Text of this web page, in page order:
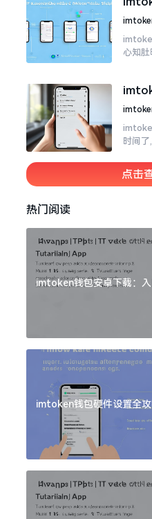
图这
心知肚
谱？
时间
边就
这个事
点击
热门阅读
imtoken钱包安卓下载：
imtoken钱包硬件设置全